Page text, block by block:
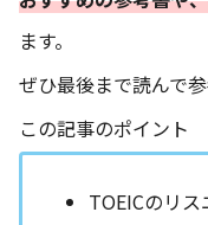
ます。
ぜひ最後まで読んで
この記事のポイント
TOEICのリ